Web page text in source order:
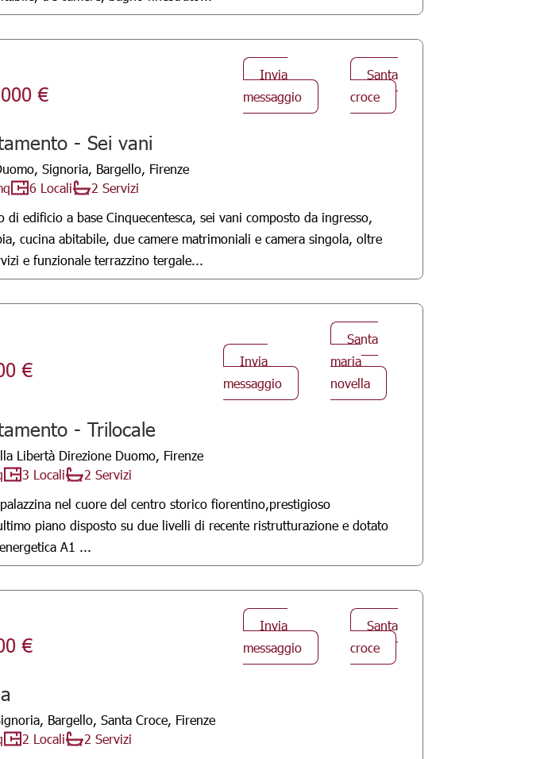
€
Invia
messaggio
Santa
croce
- Sei vani
Signoria, Bargello, Firenze
6 Locali
2 Servizi
di edificio a base Cinquecentesca, sei vani composto da ingresso,
cucina abitabile, due camere matrimoniali e camera singola, oltre
e funzionale terrazzino tergale...
€
Invia
messaggio
Santa
maria
novella
- Trilocale
Libertà Direzione Duomo, Firenze
3 Locali
2 Servizi
nel cuore del centro storico fiorentino,prestigioso
piano disposto su due livelli di recente ristrutturazione e dotato
A1 ...
€
Invia
messaggio
Santa
croce
Bargello, Santa Croce, Firenze
2 Locali
2 Servizi